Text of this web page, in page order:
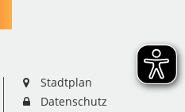
Stadtplan
Datenschutz